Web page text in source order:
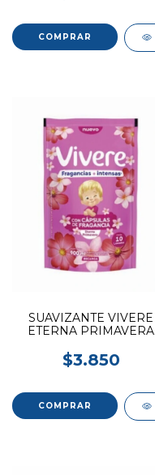
SUAVIZANTE VIVERE
ETERNA PRIMAVERA
$3.850